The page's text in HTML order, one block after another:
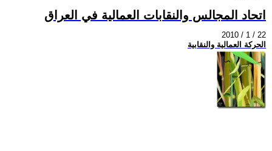
اتحاد المجالس والنقابات العمالية في العراق
2010 / 1 / 22
الحركة العمالية والنقابية